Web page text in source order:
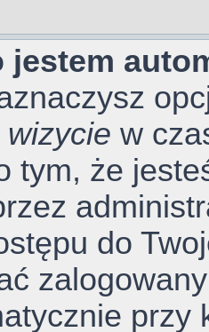
jestem
w
tym, że
do
przy